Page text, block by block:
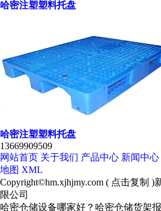
哈密注塑塑料托盘
哈密注塑塑料托盘
13669909509
网站首页 关于我们 产品中心 新闻中心
地图 XML
Copyright©hm.xjhjmy.com ( 点击复制 )
限公司
哈密仓储设备哪家好？哈密仓储货架